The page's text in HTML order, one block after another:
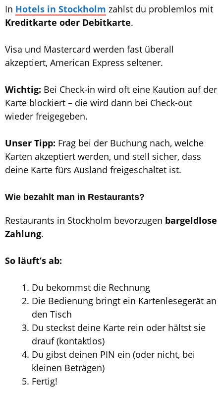
In Hotels in Stockholm zahlst du problemlos mit
Kreditkarte oder Debitkarte.
Visa und Mastercard werden fast überall
akzeptiert, American Express seltener.
Wichtig: Bei Check-in wird oft eine Kaution auf der
Karte blockiert – die wird dann bei Check-out
wieder freigegeben.
Unser Tipp: Frag bei der Buchung nach, welche
Karten akzeptiert werden, und stell sicher, dass
deine Karte fürs Ausland freigeschaltet ist.
Wie bezahlt man in Restaurants?
Restaurants in Stockholm bevorzugen bargeldlose
Zahlung.
So läuft’s ab:
Du bekommst die Rechnung
Die Bedienung bringt ein Kartenlesegerät an
den Tisch
Du steckst deine Karte rein oder hältst sie
drauf (kontaktlos)
Du gibst deinen PIN ein (oder nicht, bei
kleinen Beträgen)
Fertig!